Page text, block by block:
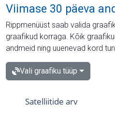
Viimase 30 päeva
Rippmenüüst saab valida
graafikud korraga. Kõik
andmeid ning uuenevad kord
Vali graafiku tüüp
Satelliitide arv